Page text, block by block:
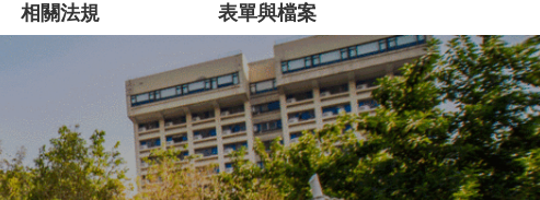
相關法規 表單與檔案